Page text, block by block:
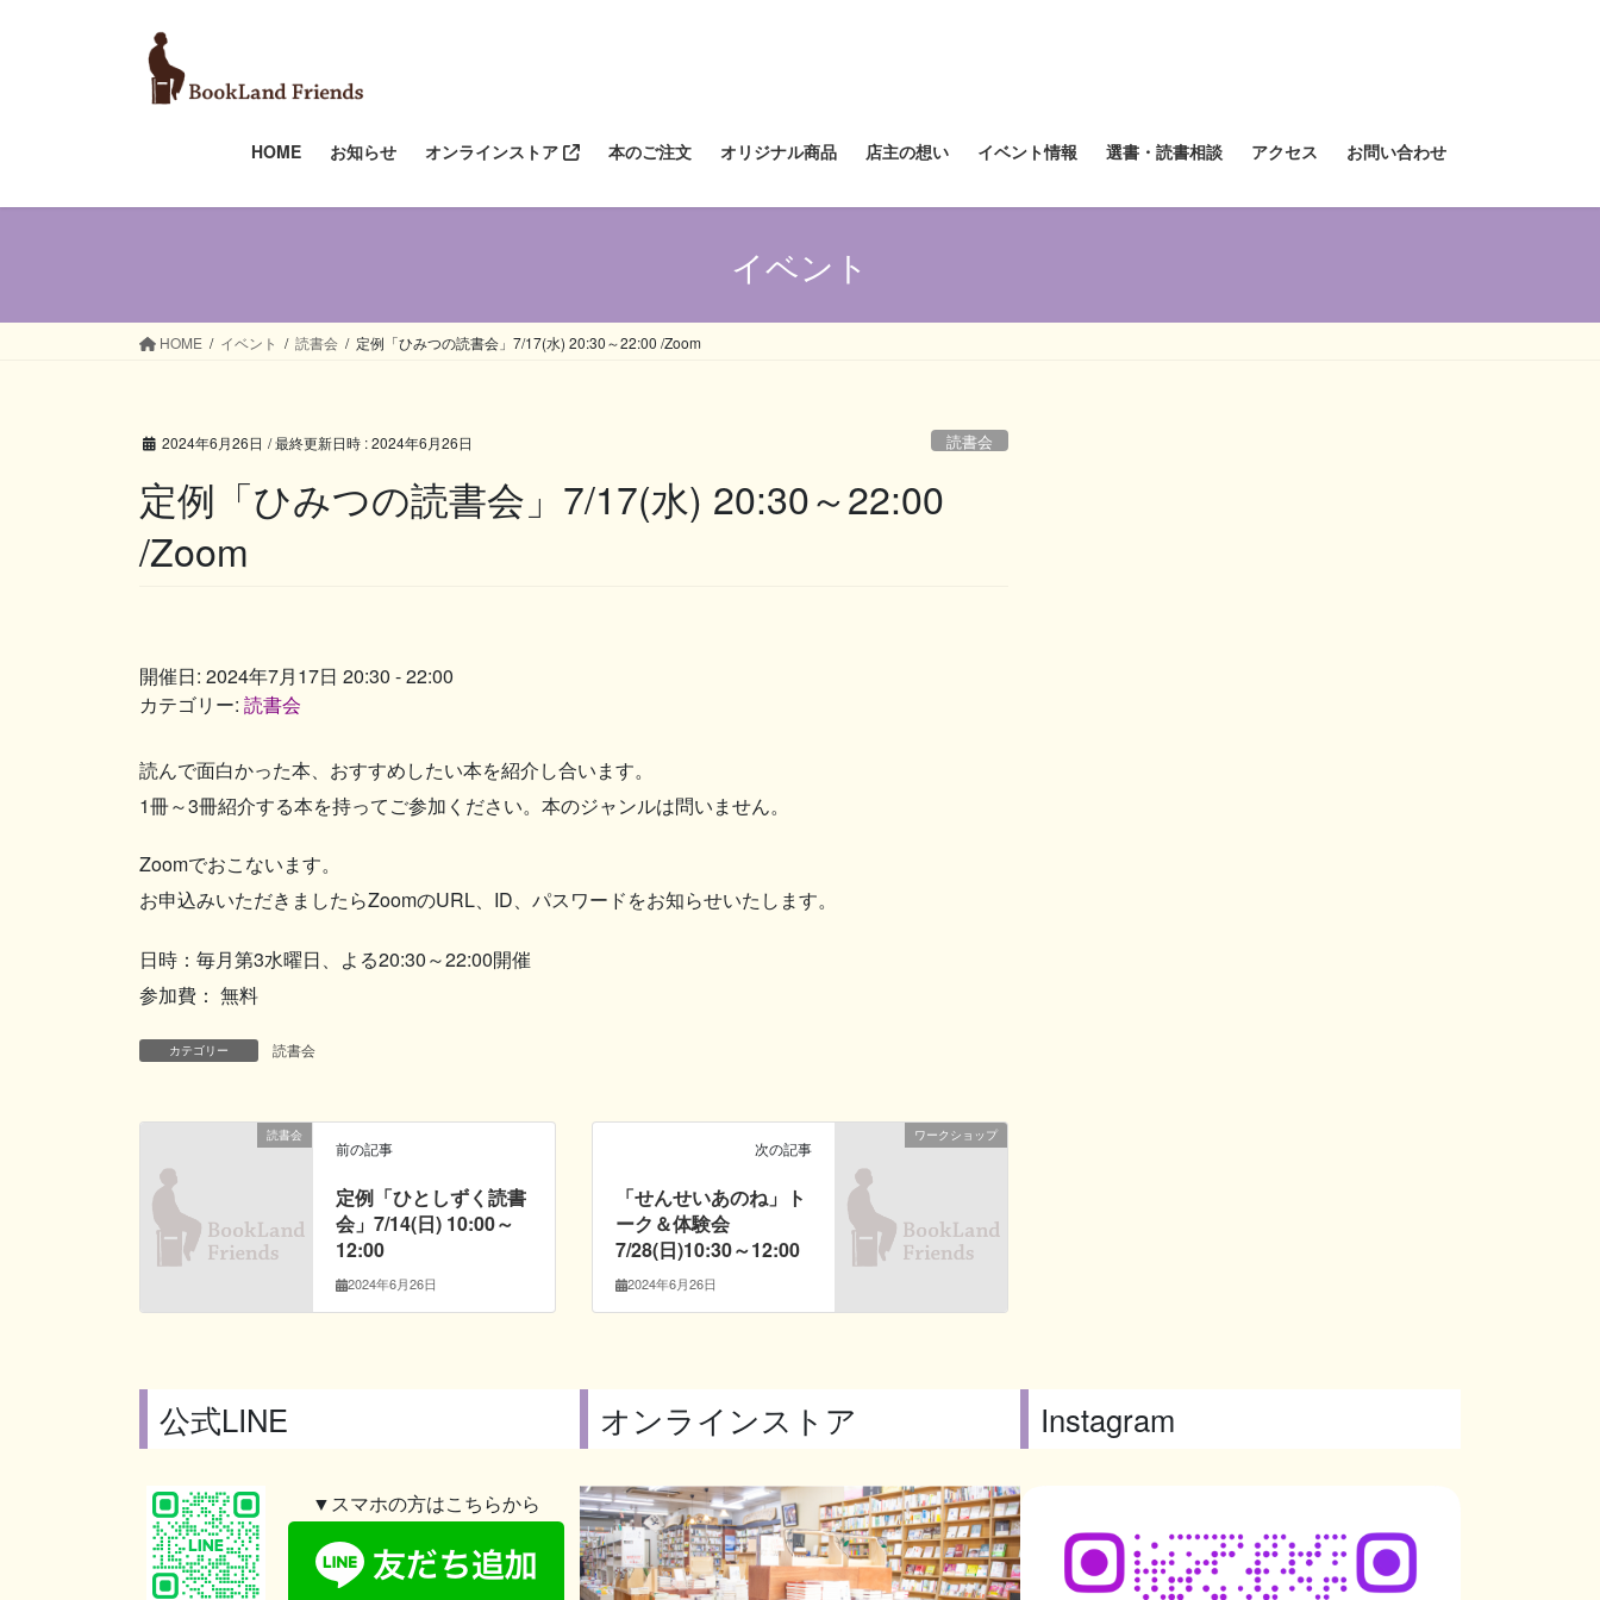
キ
に
HOME お知らせ オンラインストア 本のご注文 オリジナル商品 店主の想い イベント情報 選書・読書相談 アクセス お問い合わせ
イベント
HOME イベント 読書会 定例「ひみつの読書会」7/17(水) 20:30～22:00 /Zoom
2024年6月26日 / 最終更新日時 :2024年6月26日 読書会
定例「ひみつの読書会」7/17(水) 20:30～22:00
/Zoom
開催日: 2024年7月17日 20:30 - 22:00
カテゴリー: 読書会
読んで面白かった本、おすすめしたい本を紹介し合います。
1冊～3冊紹介する本を持ってご参加ください。本のジャンルは問いません。
Zoomでおこないます。
お申込みいただきましたらZoomのURL、ID、パスワードをお知らせいたします。
日時：毎月第3水曜日、よる20:30～22:00開催
参加費： 無料
カテゴリー 読書会
読書会
前の記事
定例「ひとしずく読書
会」7/14(日) 10:00～
12:00
2024年6月26日
ワークショップ
次の記事
「せんせいあのね」ト
ーク＆体験会
7/28(日)10:30～12:00
2024年6月26日
公式LINE
▼スマホの方はこちらから
オンラインストア Instagram